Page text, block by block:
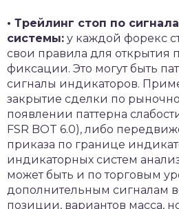
• Трейлинг стоп по
системы: у каждой форекс
свои правила для открытия
фиксации. Это могут быть
сигналы индикаторов.
закрытие сделки по
появлении паттерна
FSR BOT 6.0), либо
приказа по границе
индикаторных систем
может быть и по торговым
дополнительным сигналам
позиции, вариантов масса,